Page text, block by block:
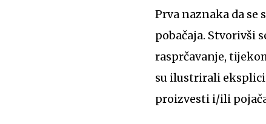
Prva naznaka da
pobačaja. Stvorivši
rasprčavanje,
su ilustrirali
proizvesti i/ili